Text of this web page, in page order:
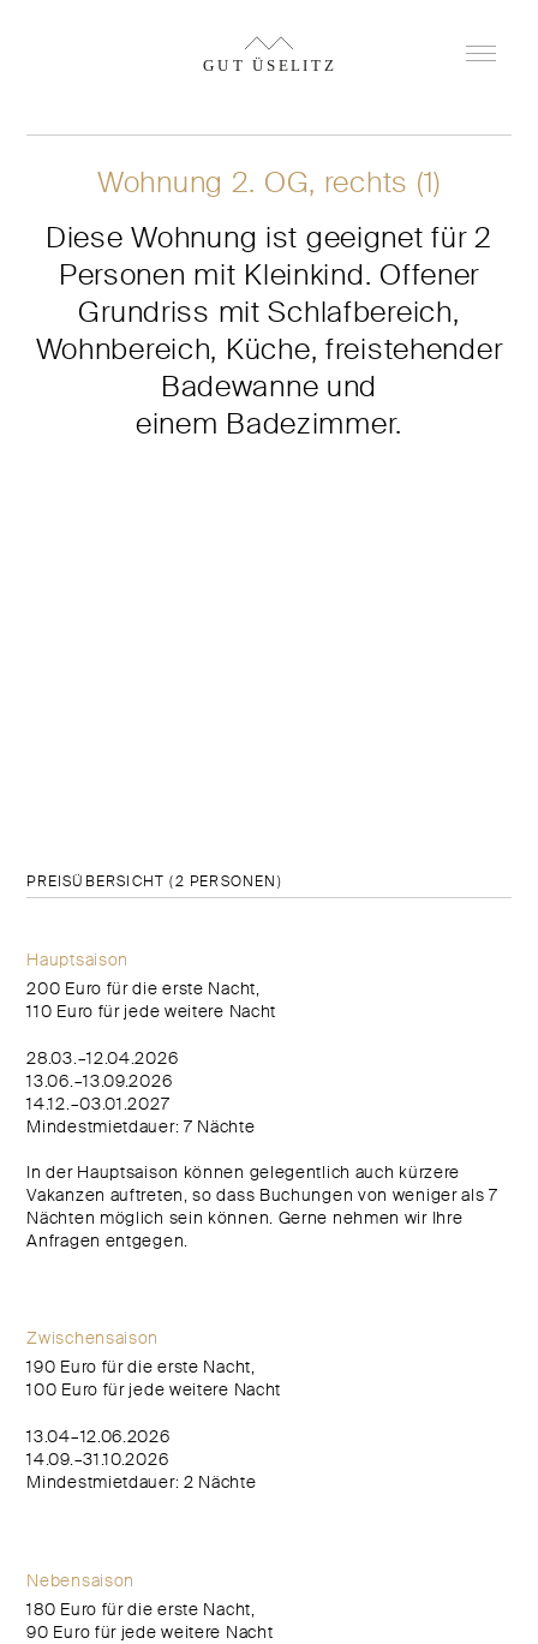
Wohnung 2. OG, rechts (1)
Diese Wohnung ist geeignet für 2
Personen mit Kleinkind. Offener
Grundriss mit Schlafbereich,
Wohnbereich, Küche, freistehender
Badewanne und
einem Badezimmer.
PREISÜBERSICHT (2 PERSONEN)
Hauptsaison
200 Euro für die erste Nacht,
110 Euro für jede weitere Nacht
28.03.–12.04.2026
13.06.–13.09.2026
14.12.–03.01.2027
Mindestmietdauer: 7 Nächte
In der Hauptsaison können gelegentlich auch kürzere
Vakanzen auftreten, so dass Buchungen von weniger als 7
Nächten möglich sein können. Gerne nehmen wir Ihre
Anfragen entgegen.
Zwischensaison
190 Euro für die erste Nacht,
100 Euro für jede weitere Nacht
13.04–12.06.2026
14.09.–31.10.2026
Mindestmietdauer: 2 Nächte
Nebensaison
180 Euro für die erste Nacht,
90 Euro für jede weitere Nacht